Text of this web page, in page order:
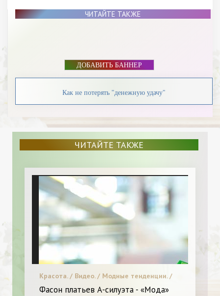
ЧИТАЙТЕ ТАКЖЕ
ДОБАВИТЬ БАННЕР
Как не потерять "денежную удачу"
ЧИТАЙТЕ ТАКЖЕ
Красота. / Видео. / Модные тенденции. /
Новинки. / Я и Мода.
Фасон платьев А-силуэта - «Мода»